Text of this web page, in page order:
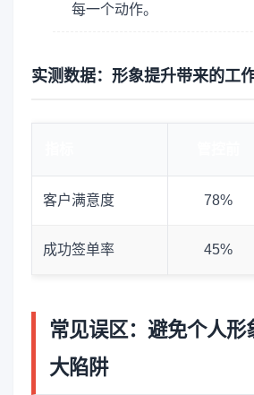
每一个动作。
实测数据：形象提升带来的工
客户满意度 78%
成功签单率 45%
常见误区：避免个人形
大陷阱